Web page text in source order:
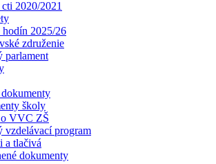
2020/2021
2025/26
združenie
parlament
školy
o VVC ZŠ
vzdelávací program
a tlačivá
dokumenty